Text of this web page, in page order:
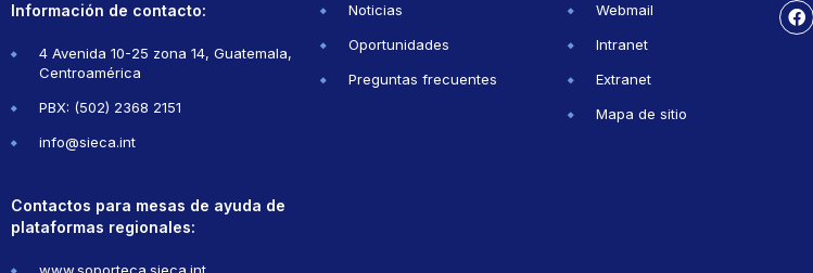
Información de contacto:
4 Avenida 10-25 zona 14, Guatemala,
Centroamérica
PBX: (502) 2368 2151
info@sieca.int
Contactos para mesas de ayuda de
plataformas regionales:
Noticias
Oportunidades
Preguntas frecuentes
Webmail
Intranet
Extranet
Mapa de sitio